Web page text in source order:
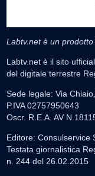
Labtv.net è un prodotto
Labtv.net è il sito
del digitale terrestre
Sede legale: Via
P.IVA 02757950643
Oscr. R.E.A. AV
Editore: Consulservice
Testata giornalistica
n. 244 del 26.02.2015